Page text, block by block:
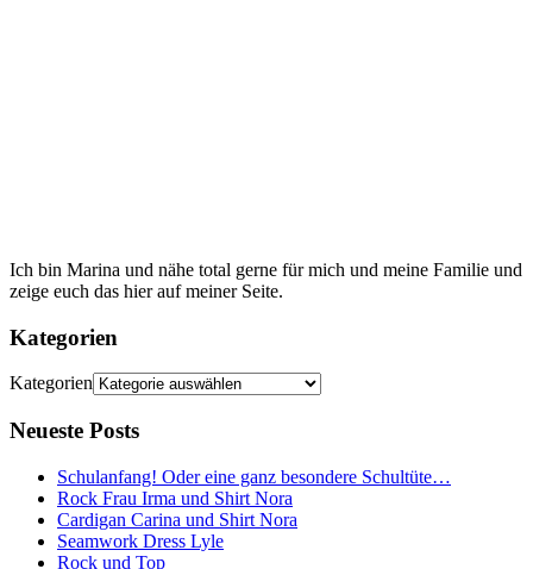
Ich bin Marina und nähe total gerne für mich und meine Familie und
zeige euch das hier auf meiner Seite.
Kategorien
Kategorien
Neueste Posts
Schulanfang! Oder eine ganz besondere Schultüte…
Rock Frau Irma und Shirt Nora
Cardigan Carina und Shirt Nora
Seamwork Dress Lyle
Rock und Top